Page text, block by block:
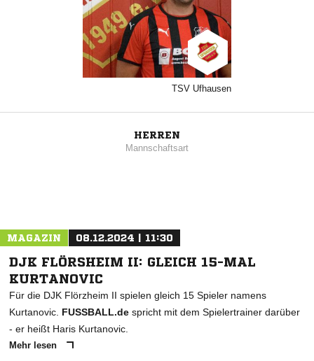
TSV Ufhausen
HERREN
Mannschaftsart
MAGAZIN 08.12.2024 | 11:30
DJK FLÖRSHEIM II: GLEICH 15-MAL
KURTANOVIC
Für die DJK Flörzheim II spielen gleich 15 Spieler namens
Kurtanovic. FUSSBALL.de spricht mit dem Spielertrainer darüber
- er heißt Haris Kurtanovic.
Mehr lesen